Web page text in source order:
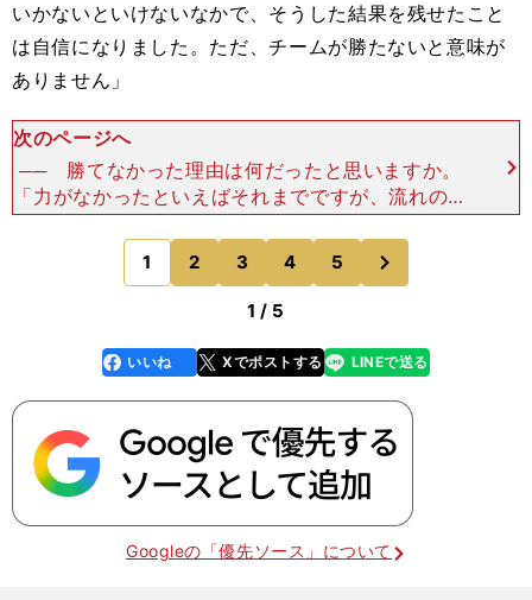
いかないといけないなかで、そうした結果を残せたこと
は自信になりました。ただ、チームが勝たないと意味が
ありません」
次のページへ
── 勝てなかった理由は何だったと思いますか。
「力がなかったといえばそれまでですが、流れのま
まに淡々と試合が進んでしまった。負けた瞬間のこ
とははっきり覚えているのですが、試合のことはほ
とんど覚えてい
1 2 3 4 5
のページへ
1 / 5
faceboo
k
いいね Xでポストする
line LINEで送る
Googleの「優先ソース」について